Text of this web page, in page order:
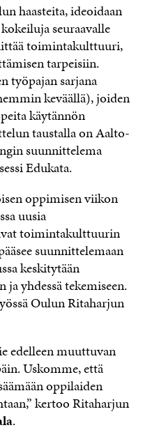
haasteita, ideoidaan
seuraavalle
toimintakulttuuri,
tarpeisiin.
työpajan sarjana
keväällä), joiden
käytännön
taustalla on Aalto-
suunnittelema
Edukata.
oppimisen viikon
uusia
toimintakulttuurin
suunnittelemaan
keskitytään
yhdessä tekemiseen.
Oulun Ritaharjun
edelleen muuttuvan
Uskomme, että
oppilaiden
kertoo Ritaharjun
.